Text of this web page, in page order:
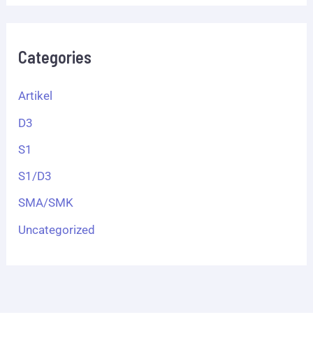
Categories
Artikel
D3
S1
S1/D3
SMA/SMK
Uncategorized